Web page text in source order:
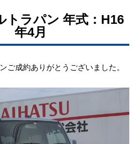
トラパン 年式：H16
年4月
ご成約ありがとうございました。